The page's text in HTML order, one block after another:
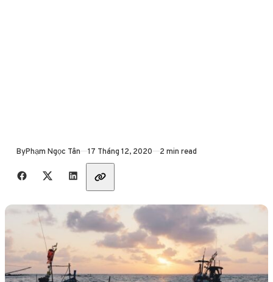
ByPhạm Ngọc Tân Published
17 Tháng 12, 2020 2 min read
Share with friends